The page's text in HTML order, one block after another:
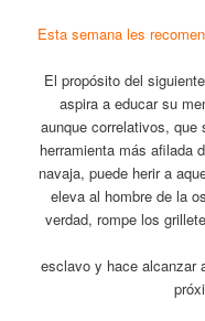
Esta semana les
El propósito del
aspira a educar su
aunque correlativos,
herramienta más afilada
navaja, puede herir a
eleva al hombre de la
verdad, rompe los
esclavo y hace alcanzar